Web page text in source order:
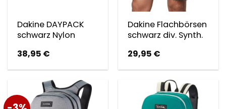
Dakine DAYPACK
schwarz Nylon
38,95 €
Dakine Flachbörsen
schwarz div. Synth.
29,95 €